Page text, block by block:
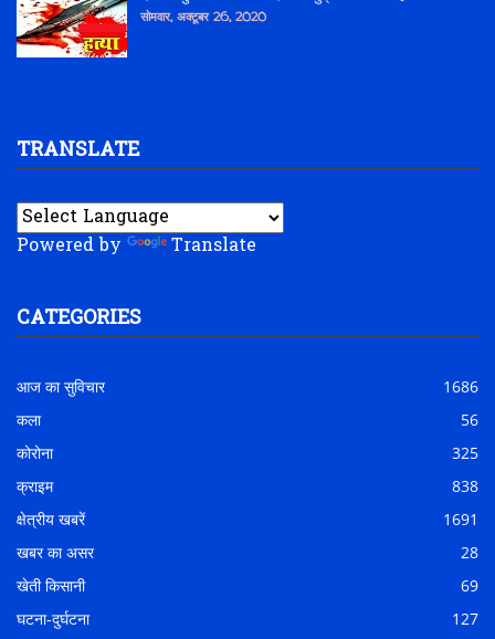
सोमवार, अक्टूबर 26, 2020
TRANSLATE
Powered by Translate
CATEGORIES
आज का सुविचार
1686
कला
56
कोरोना
325
क्राइम
838
क्षेत्रीय खबरें
1691
खबर का असर
28
खेती किसानी
69
घटना-दुर्घटना
127